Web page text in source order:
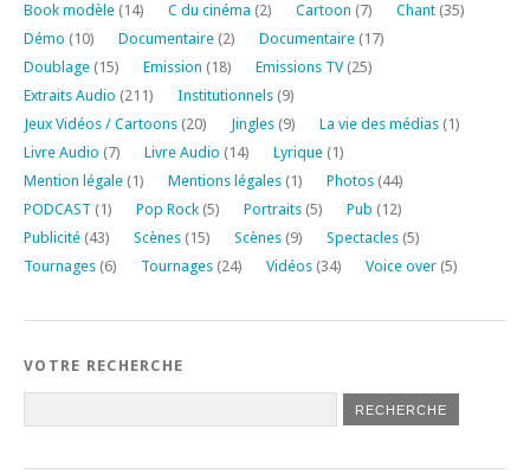
Book modèle (14) C du cinéma (2) Cartoon (7) Chant (35)
Démo (10) Documentaire (2) Documentaire (17)
Doublage (15) Emission (18) Emissions TV(25)
Extraits Audio (211) Institutionnels (9)
Jeux Vidéos / Cartoons (20) Jingles (9) La vie des médias (1)
Livre Audio (7) Livre Audio (14) Lyrique (1)
Mention légale (1) Mentions légales (1) Photos (44)
PODCAST (1) Pop Rock (5) Portraits (5) Pub (12)
Publicité (43) Scènes (15) Scènes (9) Spectacles (5)
Tournages (6) Tournages (24) Vidéos (34) Voice over (5)
VOTRE RECHERCHE